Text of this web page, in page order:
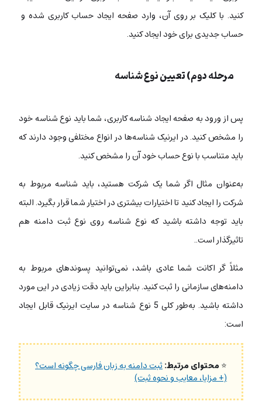
کنید. با کلیک بر روی آن، وارد صفحه ایجاد حساب کاربری شده و
حساب جدیدی برای خود ایجاد کنید.
مرحله دوم) تعیین نوع شناسه
پس از ورود به صفحه ایجاد شناسه کاربری، شما باید نوع شناسه خود
را مشخص کنید. در ایرنیک شناسه‌ها در انواع مختلفی وجود دارند که
باید متناسب با نوع حساب خود آن را مشخص کنید.
به‌عنوان مثال اگر شما یک شرکت هستید، باید شناسه مربوط به
شرکت را ایجاد کنید تا اختیارات بیشتری در اختیار شما قرار بگیرد. البته
باید توجه داشته باشید که نوع شناسه روی نوع ثبت دامنه هم
تاثیرگذار است..
مثلاً گر اکانت شما عادی باشد، نمی‌توانید پسوندهای مربوط به
دامنه‌های سازمانی را ثبت کنید. بنابراین باید دقت زیادی در این مورد
داشته باشید. به‌طور کلی 5 نوع شناسه در سایت ایرنیک قابل ایجاد
است:
⭐محتوای مرتبط:ثبت دامنه به زبان فارسی چگونه است؟
(+ مزایا، معایب و نحوه ثبت)